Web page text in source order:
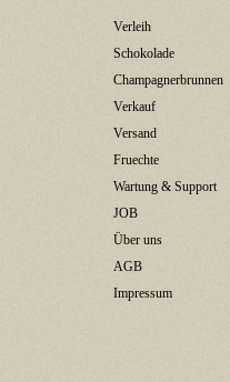
Verleih
Schokolade
Champagnerbrunnen
Verkauf
Versand
Fruechte
Wartung & Support
JOB
Über uns
AGB
Impressum